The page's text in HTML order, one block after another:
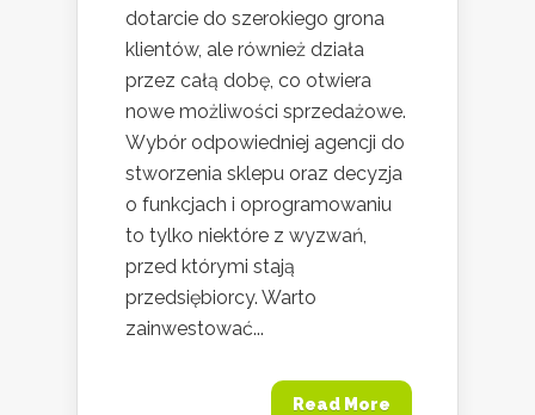
dotarcie do szerokiego grona
klientów, ale również działa
przez całą dobę, co otwiera
nowe możliwości sprzedażowe.
Wybór odpowiedniej agencji do
stworzenia sklepu oraz decyzja
o funkcjach i oprogramowaniu
to tylko niektóre z wyzwań,
przed którymi stają
przedsiębiorcy. Warto
zainwestować...
Read More